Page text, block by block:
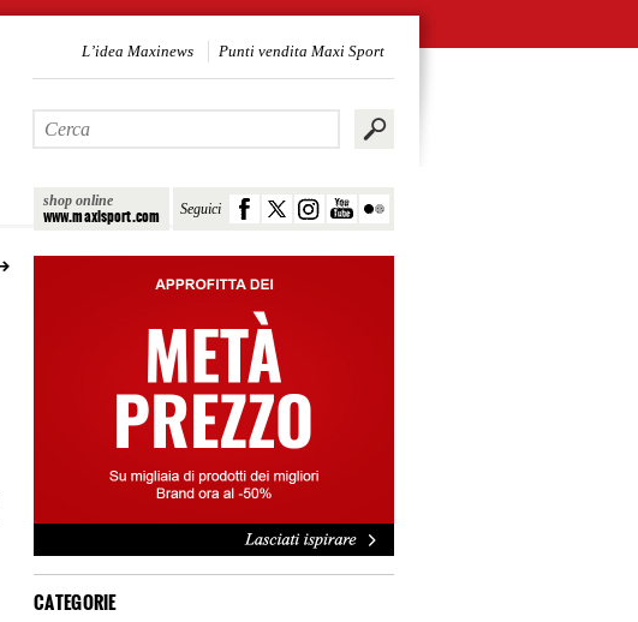
shop online
www.maxisport.com Seguici
L’idea Maxinews Punti vendita Maxi Sport
CATEGORIE